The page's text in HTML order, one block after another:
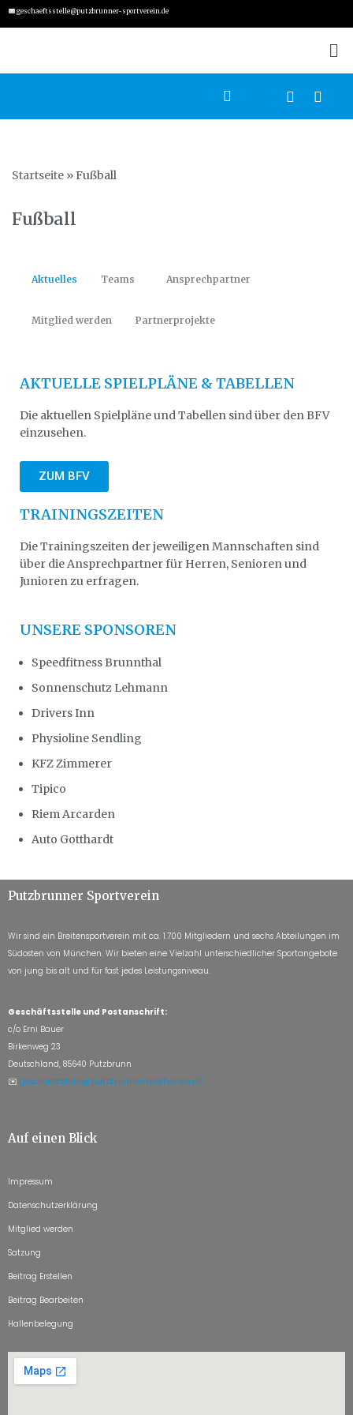
springen
geschaeftsstelle@putzbrunner-sportverein.de
Startseite »Fußball
Fußball
Aktuelles Teams Ansprechpartner
Mitglied werden Partnerprojekte
AKTUELLE SPIELPLÄNE & TABELLEN
Die aktuellen Spielpläne und Tabellen sind über den BFV
einzusehen.
ZUM BFV
TRAININGSZEITEN
Die Trainingszeiten der jeweiligen Mannschaften sind
über die Ansprechpartner für Herren, Senioren und
Junioren zu erfragen.
UNSERE SPONSOREN
Speedfitness Brunnthal
Sonnenschutz Lehmann
Drivers Inn
Physioline Sendling
KFZ Zimmerer
Tipico
Riem Arcarden
Auto Gotthardt
Putzbrunner Sportverein
Wir sind ein Breitensportverein mit ca. 1.700 Mitgliedern und sechs Abteilungen im
Südosten von München. Wir bieten eine Vielzahl unterschiedlicher Sportangebote
von jung bis alt und für fast jedes Leistungsniveau.
Geschäftsstelle und Postanschrift:
c/o Erni Bauer
Birkenweg 23
Deutschland, 85640 Putzbrunn
✉️ geschaeftsstelle@putzbrunner-sportverein.de
Auf einen Blick
Impressum
Datenschutzerklärung
Mitglied werden
Satzung
Beitrag Erstellen
Beitrag Bearbeiten
Hallenbelegung